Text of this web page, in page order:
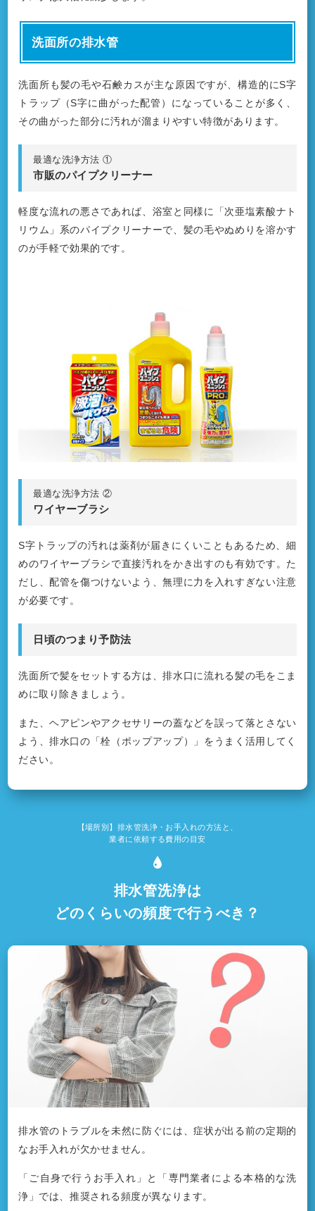
洗面所の排水管
洗面所も髪の毛や石鹸カスが主な原因ですが、構造的にS字
トラップ（S字に曲がった配管）になっていることが多く、
その曲がった部分に汚れが溜まりやすい特徴があります。
最適な洗浄方法 ①
市販のパイプクリーナー
軽度な流れの悪さであれば、浴室と同様に「次亜塩素酸ナト
リウム」系のパイプクリーナーで、髪の毛やぬめりを溶かす
のが手軽で効果的です。
最適な洗浄方法 ②
ワイヤーブラシ
S字トラップの汚れは薬剤が届きにくいこともあるため、細
めのワイヤーブラシで直接汚れをかき出すのも有効です。た
だし、配管を傷つけないよう、無理に力を入れすぎない注意
が必要です。
日頃のつまり予防法
洗面所で髪をセットする方は、排水口に流れる髪の毛をこま
めに取り除きましょう。
また、ヘアピンやアクセサリーの蓋などを誤って落とさない
よう、排水口の「栓（ポップアップ）」をうまく活用してく
ださい。
【場所別】排水管洗浄・お手入れの方法と、
業者に依頼する費用の目安
排水管洗浄は
どのくらいの頻度で行うべき？
排水管のトラブルを未然に防ぐには、症状が出る前の定期的
なお手入れが欠かせません。
「ご自身で行うお手入れ」と「専門業者による本格的な洗
浄」では、推奨される頻度が異なります。